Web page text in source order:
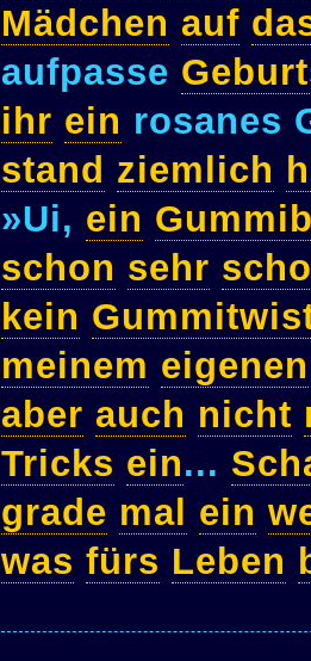
Mädchen auf
aufpasse
ihr ein rosanes
stand ziemlich
»Ui, ein
schon sehr
kein
meinem eigenen
aber auch nicht
Tricks ein...
grade mal ein
was fürs Leben